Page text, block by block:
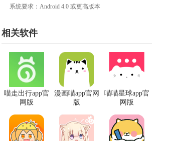
系统要求：Android 4.0 或更高版本
相关软件
喵喵星球app官
网版
漫画喵app官网
版
喵走出行app官
网版